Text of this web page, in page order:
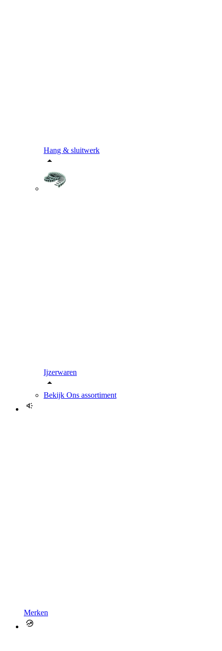
Hang & sluitwerk
Ijzerwaren
Bekijk Ons assortiment
Merken